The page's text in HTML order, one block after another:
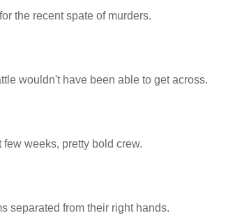
the recent spate of murders.
wouldn't have been able to get across.
weeks, pretty bold crew.
separated from their right hands.